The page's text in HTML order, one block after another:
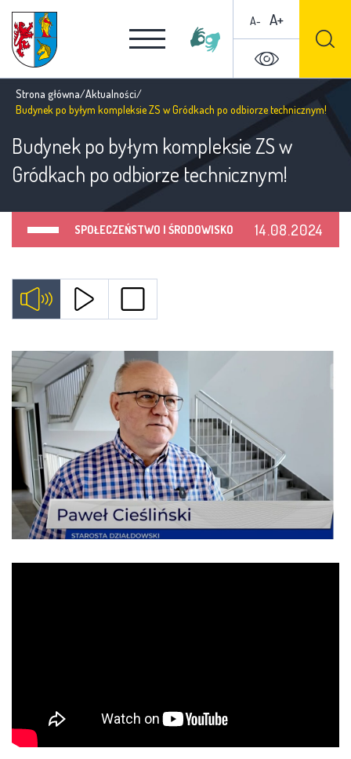
A- A+
Strona główna/Aktualności/
Budynek po byłym kompleksie ZS w Gródkach po odbiorze technicznym!
Budynek po byłym kompleksie ZS w
Gródkach po odbiorze technicznym!
SPOŁECZEŃSTWO I ŚRODOWISKO 14.08.2024